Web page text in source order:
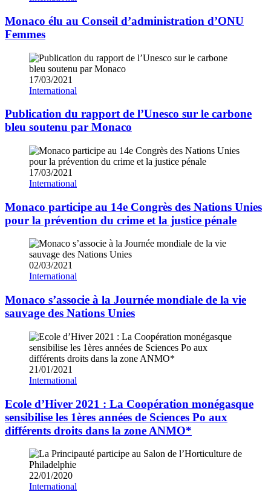
Monaco élu au Conseil d’administration d’ONU
Femmes
17/03/2021
International
Publication du rapport de l’Unesco sur le carbone
bleu soutenu par Monaco
17/03/2021
International
Monaco participe au 14e Congrès des Nations Unies
pour la prévention du crime et la justice pénale
02/03/2021
International
Monaco s’associe à la Journée mondiale de la vie
sauvage des Nations Unies
21/01/2021
International
Ecole d’Hiver 2021 : La Coopération monégasque
sensibilise les 1ères années de Sciences Po aux
différents droits dans la zone ANMO*
22/01/2020
International